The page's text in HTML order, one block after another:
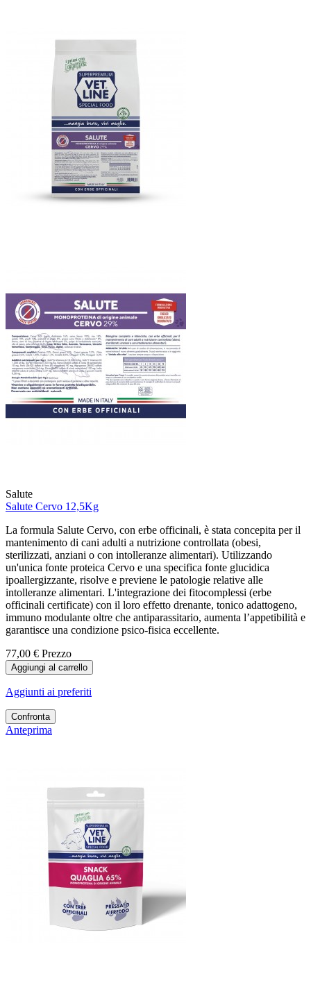
Salute
Salute Cervo 12,5Kg
La formula Salute Cervo, con erbe officinali, è stata concepita per il
mantenimento di cani adulti a nutrizione controllata (obesi,
sterilizzati, anziani o con intolleranze alimentari). Utilizzando
un'unica fonte proteica Cervo e una specifica fonte glucidica
ipoallergizzante, risolve e previene le patologie relative alle
intolleranze alimentari. L'integrazione dei fitocomplessi (erbe
officinali certificate) con il loro effetto drenante, tonico adattogeno,
immuno modulante oltre che antiparassitario, aumenta l’appetibilità e
garantisce una condizione psico-fisica eccellente.
77,00 € Prezzo
Aggiungi al carrello
Aggiunti ai preferiti
Confronta
Anteprima